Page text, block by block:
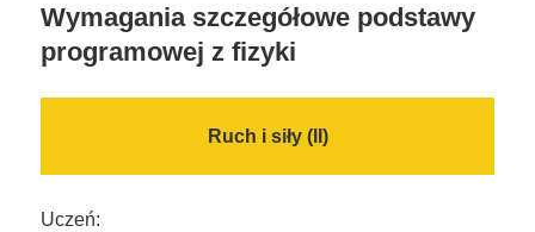
Wymagania szczegółowe podstawy
programowej z fizyki
Ruch i siły (II)
Uczeń: